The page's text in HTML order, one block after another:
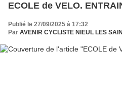
ECOLE de VELO.
Publié le 27/09/2025 à 17:32
Par AVENIR CYCLISTE NIEUL LES